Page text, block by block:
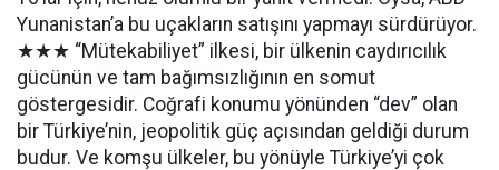
Yunanistan’a bu uçakların satışını yapmayı sürdürüyor.
★★★ “Mütekabiliyet” ilkesi, bir ülkenin caydırıcılık
gücünün ve tam bağımsızlığının en somut
göstergesidir. Coğrafi konumu yönünden “dev” olan
bir Türkiye’nin, jeopolitik güç açısından geldiği durum
budur. Ve komşu ülkeler, bu yönüyle Türkiye’yi çok